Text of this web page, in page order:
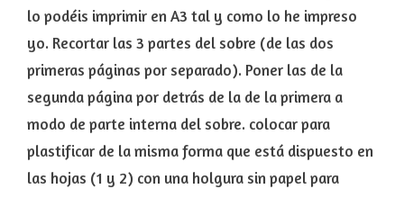
lo podéis imprimir en A3 tal y como lo he impreso
yo. Recortar las 3 partes del sobre (de las dos
primeras páginas por separado). Poner las de la
segunda página por detrás de la de la primera a
modo de parte interna del sobre. colocar para
plastificar de la misma forma que está dispuesto en
las hojas (1 y 2) con una holgura sin papel para